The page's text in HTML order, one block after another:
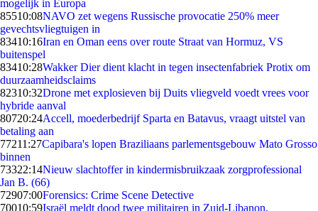
mogelijk in Europa
85510:08NAVO zet wegens Russische provocatie 250% meer
gevechtsvliegtuigen in
83410:16Iran en Oman eens over route Straat van Hormuz, VS
buitenspel
83410:28Wakker Dier dient klacht in tegen insectenfabriek Protix om
duurzaamheidsclaims
82310:32Drone met explosieven bij Duits vliegveld voedt vrees voor
hybride aanval
80720:24Accell, moederbedrijf Sparta en Batavus, vraagt uitstel van
betaling aan
77211:27Capibara's lopen Braziliaans parlementsgebouw Mato Grosso
binnen
73322:14Nieuw slachtoffer in kindermisbruikzaak zorgprofessional
Jan B. (66)
72907:00Forensics: Crime Scene Detective
70010:59Israël meldt dood twee militairen in Zuid-Libanon,